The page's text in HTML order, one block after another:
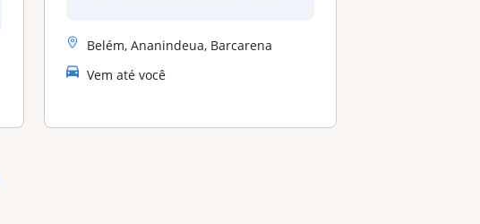
Belém, Ananindeua, Barcarena
Vem até você